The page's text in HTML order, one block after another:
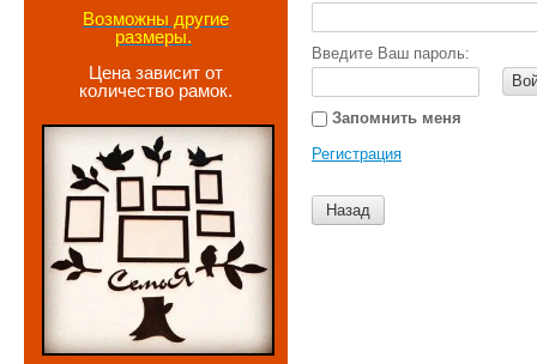
Возможны другие
размеры.
Цена зависит от
количество рамок.
Введите Ваш пароль:
Запомнить меня
Регистрация
Назад